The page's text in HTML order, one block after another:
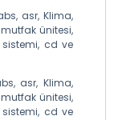
asr, Klima,
mutfak ünitesi,
cd ve
asr, Klima,
mutfak ünitesi,
cd ve